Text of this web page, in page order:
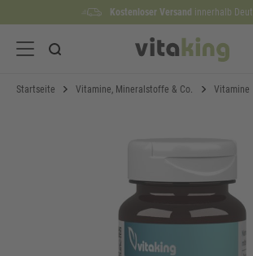
Kostenloser Versand innerhalb
100 TageRückgaberecht
Lieferzeit etwa1 bis 3 Werktage
Startseite Vitamine, Mineralstoffe & Co. Vitamine